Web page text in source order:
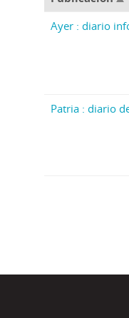
Ayer : diario
Patria : diario